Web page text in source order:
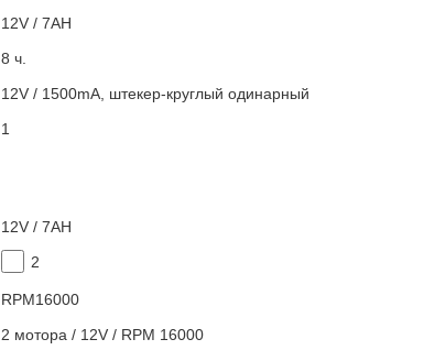
12V / 7AH
8 ч.
12V / 1500mA, штекер-круглый одинарный
1
12V / 7AH
2
RPM16000
2 мотора / 12V / RPM 16000